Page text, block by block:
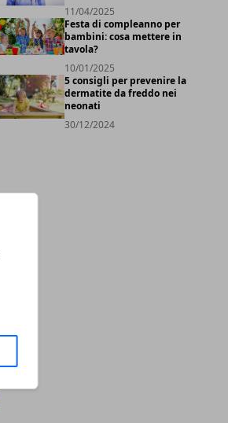
11/04/2025
Festa di compleanno per
bambini: cosa mettere in
tavola?
10/01/2025
5 consigli per prevenire la
dermatite da freddo nei
neonati
30/12/2024